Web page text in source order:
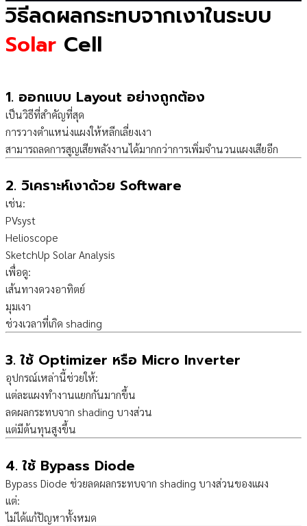
วิธีลดผลกระทบจากเงาในระบบ
Solar Cell
1. ออกแบบ Layout อย่างถูกต้อง
เป็นวิธีที่สำคัญที่สุด
การวางตำแหน่งแผงให้หลีกเลี่ยงเงา
สามารถลดการสูญเสียพลังงานได้มากกว่าการเพิ่มจำนวนแผงเสียอีก
2. วิเคราะห์เงาด้วย Software
เช่น:
PVsyst
Helioscope
SketchUp Solar Analysis
เพื่อดู:
เส้นทางดวงอาทิตย์
มุมเงา
ช่วงเวลาที่เกิด shading
3. ใช้ Optimizer หรือ Micro Inverter
อุปกรณ์เหล่านี้ช่วยให้:
แต่ละแผงทำงานแยกกันมากขึ้น
ลดผลกระทบจาก shading บางส่วน
แต่มีต้นทุนสูงขึ้น
4. ใช้ Bypass Diode
Bypass Diode ช่วยลดผลกระทบจาก shading บางส่วนของแผง
แต่:
ไม่ได้แก้ปัญหาทั้งหมด